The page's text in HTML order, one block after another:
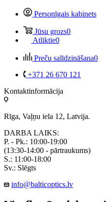
Personīgais kabinets
Jūsu grozs0
Atliktie0
Preču salīdzināšana0
+371 26 670 121
Kontaktinformācija
Rīga, Vaļņu iela 12, Latvija.
DARBA LAIKS:
P. - Pk.: 10:00-19:00
(13:30-14:00 - pārtraukums)
S.: 11:00-18:00
Sv.: Slēgts
info@balticoptics.lv